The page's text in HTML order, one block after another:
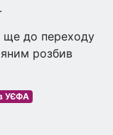
ще до переходу
розбив
УЄФА